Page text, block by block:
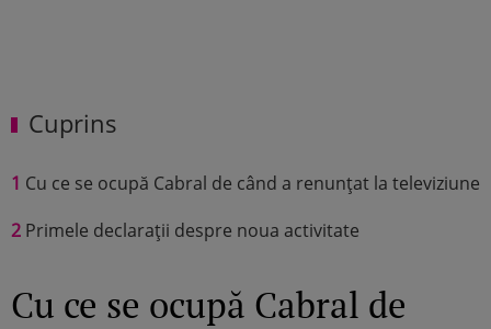
Cuprins
1 Cu ce se ocupă Cabral de când a renunțat la televiziune
2 Primele declarații despre noua activitate
Cu ce se ocupă Cabral de